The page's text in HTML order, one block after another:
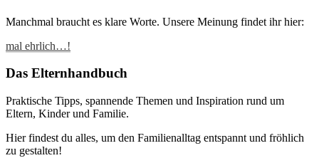
Manchmal braucht es klare Worte. Unsere Meinung findet ihr hier:
mal ehrlich…!
Das Elternhandbuch
Praktische Tipps, spannende Themen und Inspiration rund um
Eltern, Kinder und Familie.
Hier findest du alles, um den Familienalltag entspannt und fröhlich
zu gestalten!